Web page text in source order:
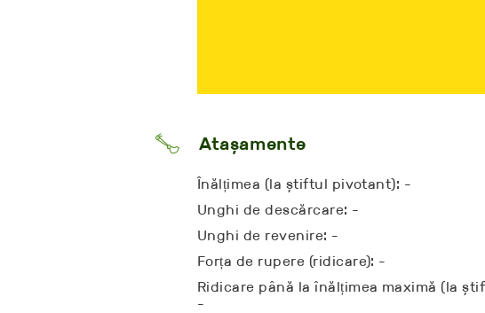
Atașamente
Înălțimea (la știftul pivotant): -
Unghi de descărcare: -
Unghi de revenire: -
Forța de rupere (ridicare): -
Ridicare până la înălțimea maximă (la
-